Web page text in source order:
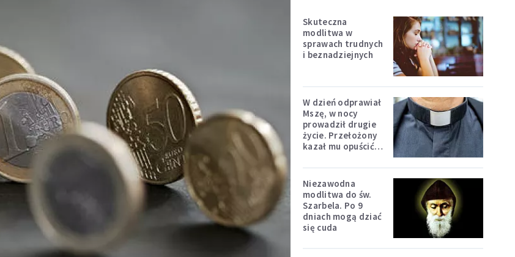
Skuteczna
modlitwa w
sprawach trudnych
i beznadziejnych
W dzień odprawiał
Mszę, w nocy
prowadził drugie
życie. Przełożony
kazał mu opuścić
Niezawodna
modlitwa do św.
Szarbela. Po 9
dniach mogą dziać
się cuda